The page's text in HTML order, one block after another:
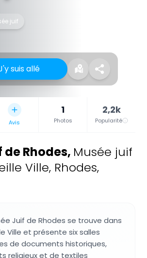
juif
suis allé
Avis
1
Photos
2,2k
Popularité
de Rhodes, Musée juif
Ville, Rhodes,
Juif de Rhodes se trouve dans
Ville et présente six salles
de documents historiques,
religieux et de textiles